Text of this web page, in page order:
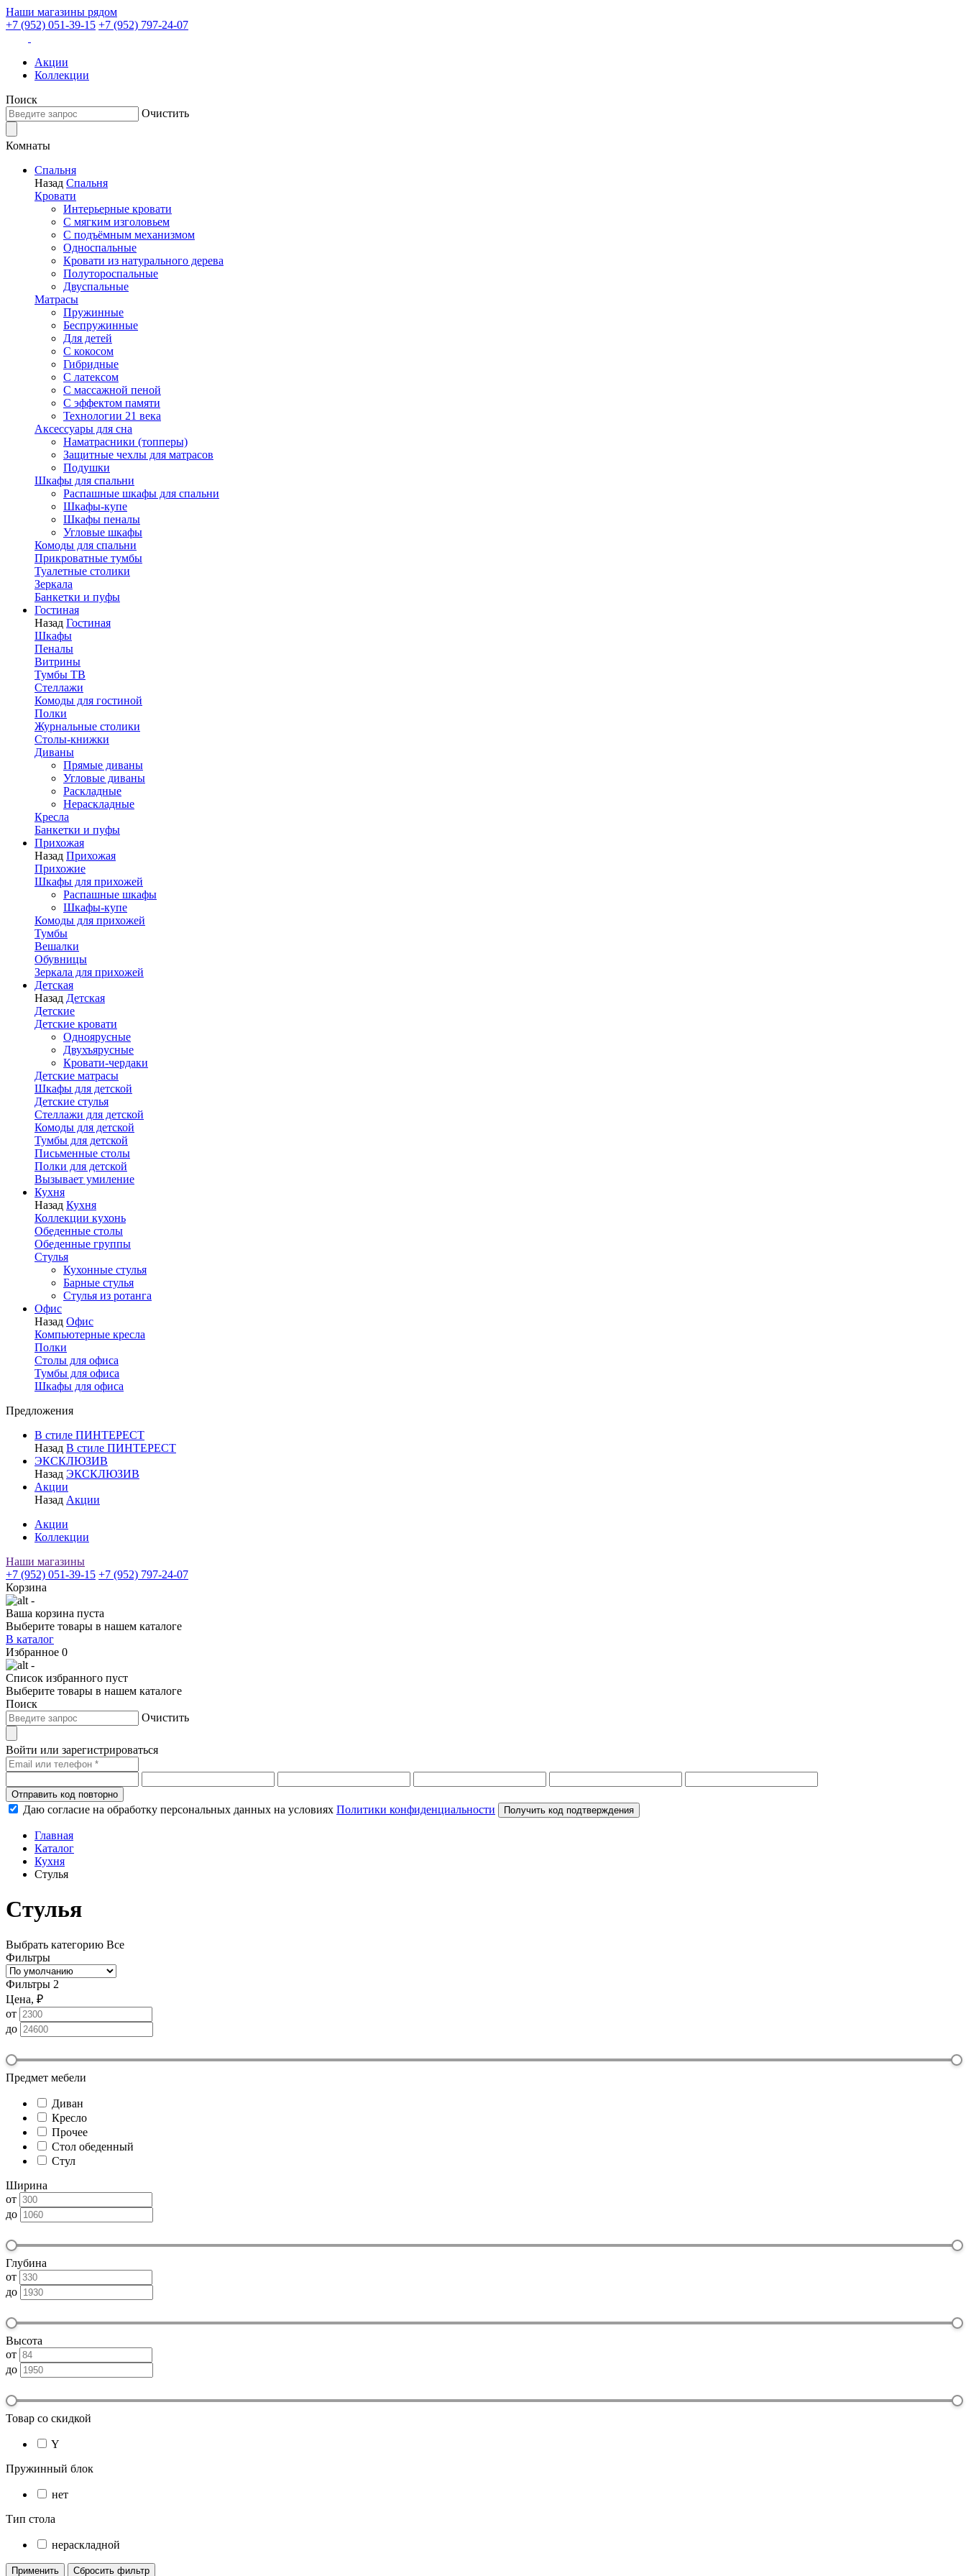
Наши магазины рядом
+7 (952) 051-39-15 +7 (952) 797-24-07
Акции
Коллекции
Поиск
Очистить
Комнаты
Спальня
Назад Спальня
Кровати
Интерьерные кровати
С мягким изголовьем
С подъёмным механизмом
Односпальные
Кровати из натурального дерева
Полутороспальные
Двуспальные
Матрасы
Пружинные
Беспружинные
Для детей
C кокосом
Гибридные
С латексом
С массажной пеной
С эффектом памяти
Технологии 21 века
Аксессуары для сна
Наматрасники (топперы)
Защитные чехлы для матрасов
Подушки
Шкафы для спальни
Распашные шкафы для спальни
Шкафы-купе
Шкафы пеналы
Угловые шкафы
Комоды для спальни
Прикроватные тумбы
Туалетные столики
Зеркала
Банкетки и пуфы
Гостиная
Назад Гостиная
Шкафы
Пеналы
Витрины
Тумбы ТВ
Стеллажи
Комоды для гостиной
Полки
Журнальные столики
Столы-книжки
Диваны
Прямые диваны
Угловые диваны
Раскладные
Нераскладные
Кресла
Банкетки и пуфы
Прихожая
Назад Прихожая
Прихожие
Шкафы для прихожей
Распашные шкафы
Шкафы-купе
Комоды для прихожей
Тумбы
Вешалки
Обувницы
Зеркала для прихожей
Детская
Назад Детская
Детские
Детские кровати
Одноярусные
Двухъярусные
Кровати-чердаки
Детские матрасы
Шкафы для детской
Детские стулья
Стеллажи для детской
Комоды для детской
Тумбы для детской
Письменные столы
Полки для детской
Вызывает умиление
Кухня
Назад Кухня
Коллекции кухонь
Обеденные столы
Обеденные группы
Стулья
Кухонные стулья
Барные стулья
Стулья из ротанга
Офис
Назад Офис
Компьютерные кресла
Полки
Столы для офиса
Тумбы для офиса
Шкафы для офиса
Предложения
В стиле ПИНТЕРЕСТ
Назад В стиле ПИНТЕРЕСТ
ЭКСКЛЮЗИВ
Назад ЭКСКЛЮЗИВ
Акции
Назад Акции
Акции
Коллекции
Наши магазины
+7 (952) 051-39-15 +7 (952) 797-24-07
Корзина
-
Ваша корзина пуста
Выберите товары в нашем каталоге
В каталог
Избранное 0
-
Список избранного пуст
Выберите товары в нашем каталоге
Поиск
Очистить
Войти или зарегистрироваться
Отправить код повторно
Даю согласие на обработку персональных данных на условиях Политики конфиденциальности Получить код подтверждения
Главная
Каталог
Кухня
Стулья
Стулья
Выбрать категорию Все
Фильтры
Фильтры 2
Цена, ₽
от
до
Предмет мебели
Диван
Кресло
Прочее
Стол обеденный
Стул
Ширина
от
до
Глубина
от
до
Высота
от
до
Товар со скидкой
Y
Пружинный блок
нет
Тип стола
нераскладной
Применить Сбросить фильтр